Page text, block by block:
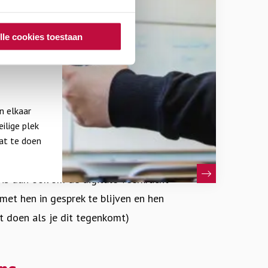
cookies toestaan
met zich mee. Onveiligheid
uitsluiting, ongewenste sexting
beïnvloeden relaties tussen
er altijd schade aan
omgaan. Jongeren van nu zijn
Daarom moeten ze weten hoe ze
dan ook om de digitale veerkracht
hen in gesprek te blijven en hen
doen als je dit tegenkomt)
en
elkaar
plek
te doen